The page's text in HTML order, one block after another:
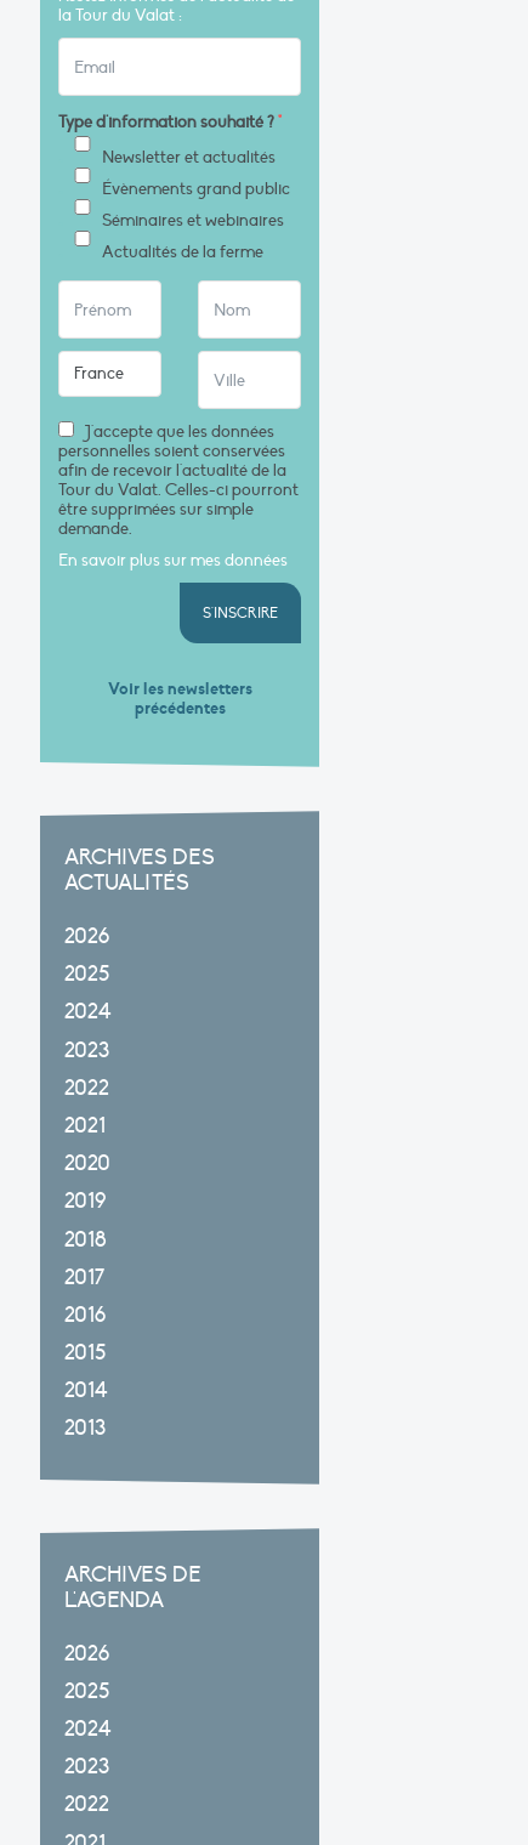
la Tour du Valat :
Type d'information souhaité ?*
Newsletter et actualités
Évènements grand public
Séminaires et webinaires
Actualités de la ferme
J'accepte que les données
personnelles soient conservées
afin de recevoir l'actualité de la
Tour du Valat. Celles-ci pourront
être supprimées sur simple
demande.
En savoir plus sur mes données
S'INSCRIRE
Voir les newsletters
précédentes
ARCHIVES DES
ACTUALITÉS
2026
2025
2024
2023
2022
2021
2020
2019
2018
2017
2016
2015
2014
2013
ARCHIVES DE
L'AGENDA
2026
2025
2024
2023
2022